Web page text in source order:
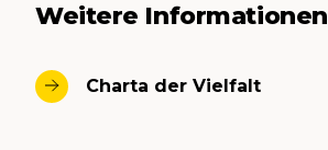
Weitere Informationen
Charta der Vielfalt